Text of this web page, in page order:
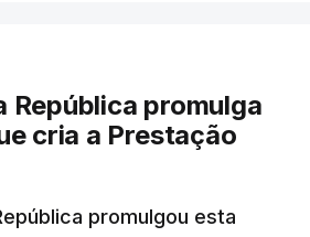
República promulga
cria a Prestação
promulgou esta